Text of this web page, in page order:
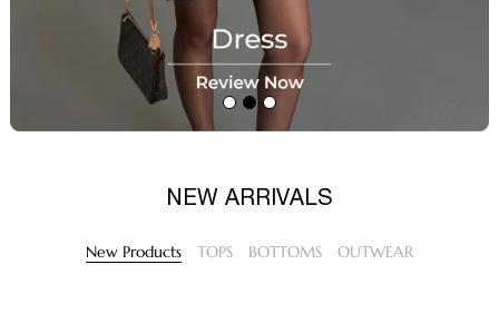
NEW ARRIVALS
New Products TOPS BOTTOMS OUTWEAR